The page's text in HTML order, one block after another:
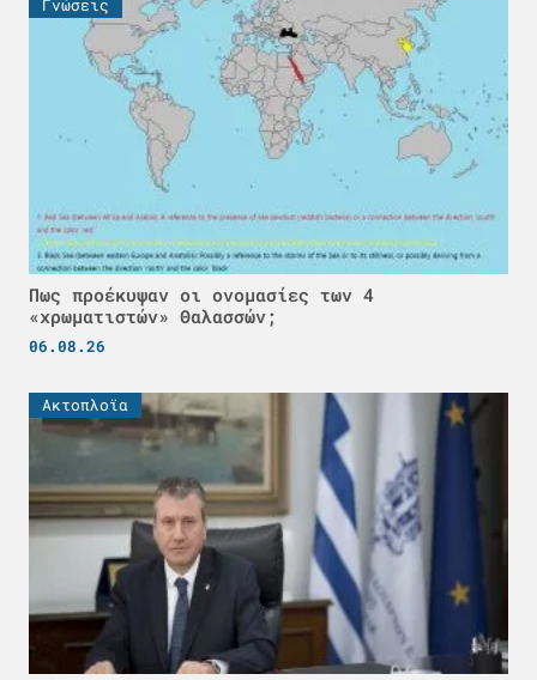
Γνώσεις
Πως προέκυψαν οι ονομασίες των 4
«χρωματιστών» Θαλασσών;
06.08.26
Ακτοπλοϊα